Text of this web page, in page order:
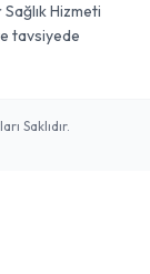
Hizmeti
tavsiyede
Saklıdır.